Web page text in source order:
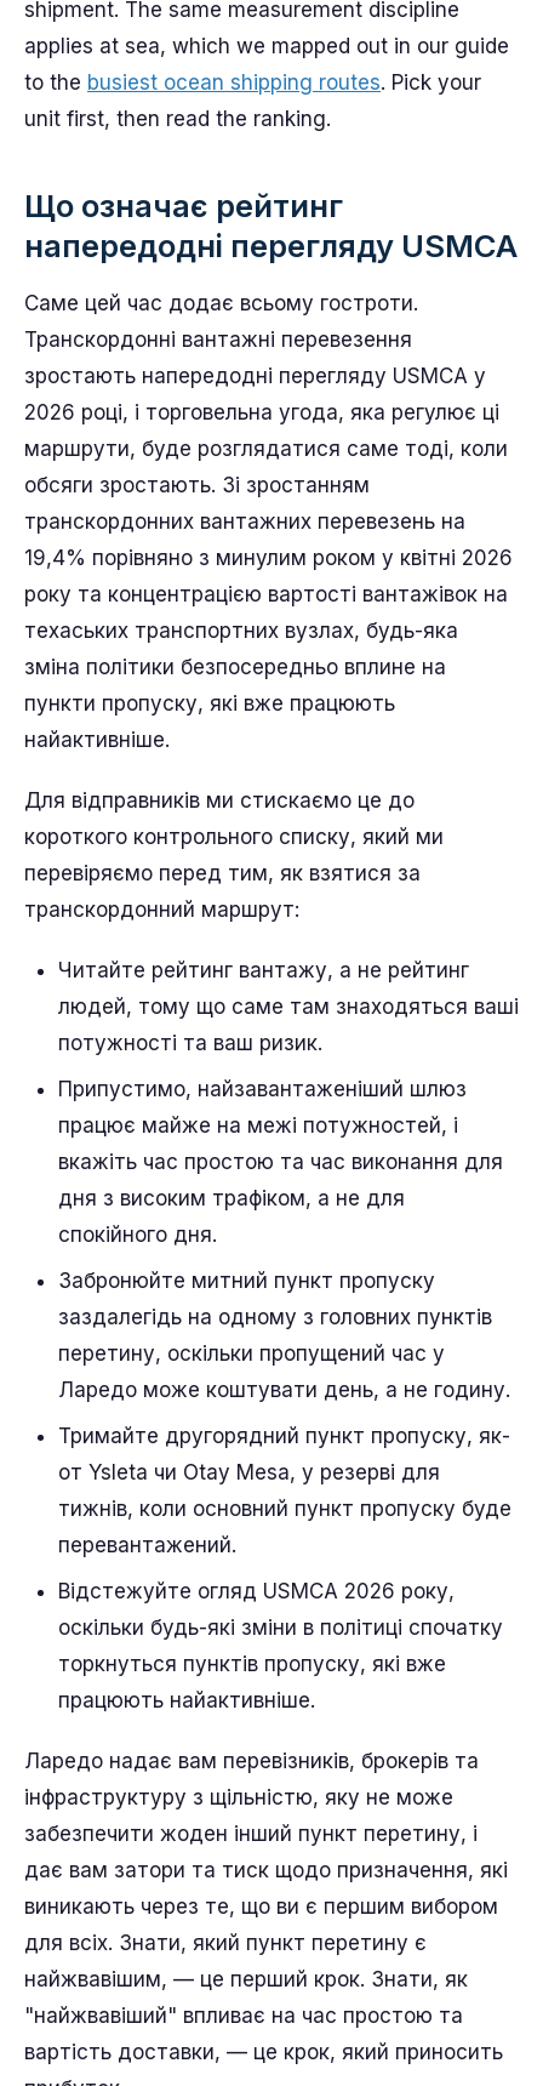
shipment. The same measurement discipline
applies at sea, which we mapped out in our guide
to the busiest ocean shipping routes. Pick your
unit first, then read the ranking.
Що означає рейтинг
напередодні перегляду USMCA
Саме цей час додає всьому гостроти.
Транскордонні вантажні перевезення
зростають напередодні перегляду USMCA у
2026 році, і торговельна угода, яка регулює ці
маршрути, буде розглядатися саме тоді, коли
обсяги зростають. Зі зростанням
транскордонних вантажних перевезень на
19,4% порівняно з минулим роком у квітні 2026
року та концентрацією вартості вантажівок на
техаських транспортних вузлах, будь-яка
зміна політики безпосередньо вплине на
пункти пропуску, які вже працюють
найактивніше.
Для відправників ми стискаємо це до
короткого контрольного списку, який ми
перевіряємо перед тим, як взятися за
транскордонний маршрут:
Читайте рейтинг вантажу, а не рейтинг
людей, тому що саме там знаходяться ваші
потужності та ваш ризик.
Припустимо, найзавантаженіший шлюз
працює майже на межі потужностей, і
вкажіть час простою та час виконання для
дня з високим трафіком, а не для
спокійного дня.
Забронюйте митний пункт пропуску
заздалегідь на одному з головних пунктів
перетину, оскільки пропущений час у
Ларедо може коштувати день, а не годину.
Тримайте другорядний пункт пропуску, як-
от Ysleta чи Otay Mesa, у резерві для
тижнів, коли основний пункт пропуску буде
перевантажений.
Відстежуйте огляд USMCA 2026 року,
оскільки будь-які зміни в політиці спочатку
торкнуться пунктів пропуску, які вже
працюють найактивніше.
Ларедо надає вам перевізників, брокерів та
інфраструктуру з щільністю, яку не може
забезпечити жоден інший пункт перетину, і
дає вам затори та тиск щодо призначення, які
виникають через те, що ви є першим вибором
для всіх. Знати, який пункт перетину є
найжвавішим, — це перший крок. Знати, як
"найжвавіший" впливає на час простою та
вартість доставки, — це крок, який приносить